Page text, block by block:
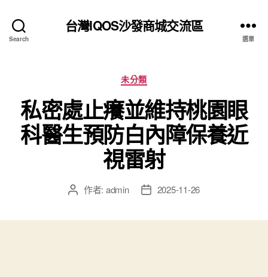
Search
台灣IQOS沙發商城交流區
選單
分
類
未分類
私密處止癢並維持桃園眼
科醫生預防白內障保養近
視雷射
文 作者: admin
文 2025-11-26